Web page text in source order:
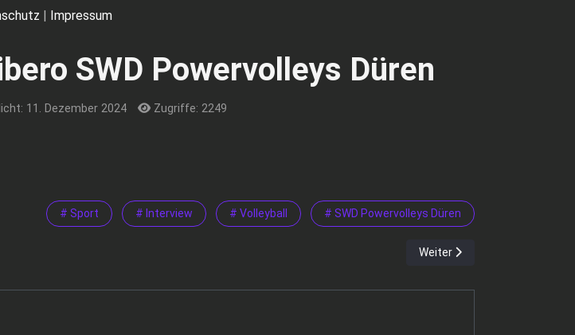
SWD Powervolleys Düren
11. Dezember 2024 Zugriffe: 2249
# Sport # Interview # Volleyball # SWD Powervolleys Düren
Nächster Beitrag: Tim Stöhr –
Weiter
| Impressum